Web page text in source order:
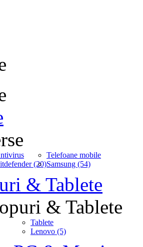
(20)
Telefoane mobile
Samsung (54)
& Tablete
& Tablete
Tablete
Lenovo (5)